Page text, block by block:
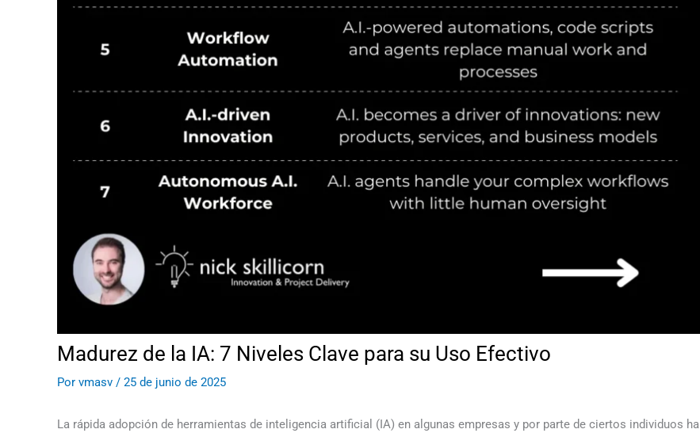
Madurez de la IA: 7 Niveles Clave para su Uso Efectivo
Por vmasv / 25 de junio de 2025
La rápida adopción de herramientas de inteligencia artificial (IA) en algunas empresas y por parte de ciertos individuos ha